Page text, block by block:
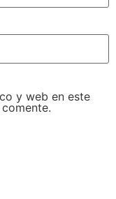
y web en este